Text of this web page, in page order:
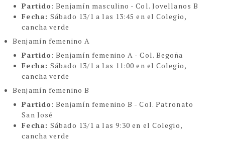
Partido: Benjamín masculino - Col. Jovellanos B
Fecha:Sábado 13/1 a las 13:45 en el Colegio,
cancha verde
Benjamín femenino A
Partido: Benjamín femenino A - Col. Begoña
Fecha:Sábado 13/1 a las 11:00 en el Colegio,
cancha verde
Benjamín femenino B
Partido: Benjamín femenino B - Col. Patronato
San José
Fecha:Sábado 13/1 a las 9:30 en el Colegio,
cancha verde